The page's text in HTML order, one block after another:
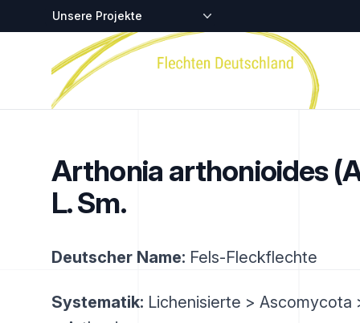
Zentralstellen-Projekte
Startseite
Arthonia arthonioides
L. Sm.
Deutscher Name: Fels-Fleckflechte
Systematik: Lichenisierte > Ascomycota